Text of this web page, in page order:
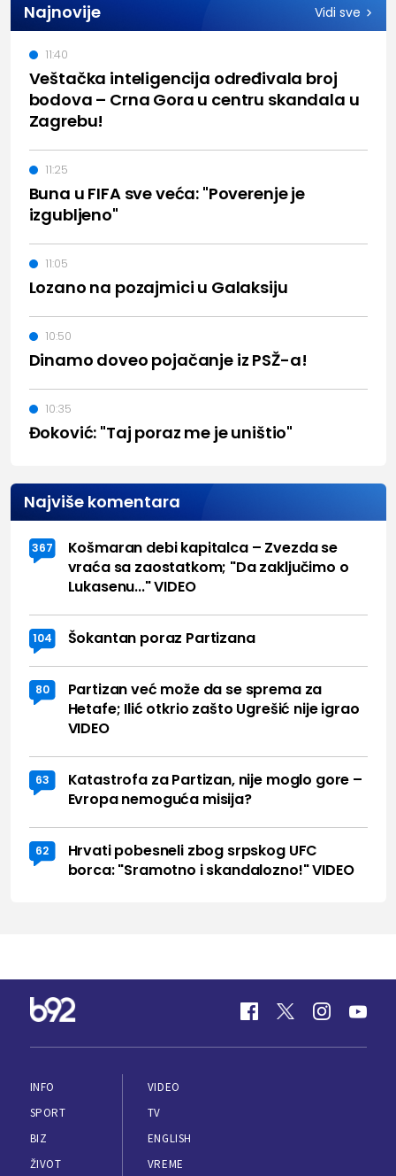
Najnovije Vidi sve
Veštačka inteligencija određivala broj
bodova – Crna Gora u centru skandala u
Zagrebu!
11:40
Buna u FIFA sve veća: "Poverenje je
izgubljeno"
11:25
Lozano na pozajmici u Galaksiju
11:05
Dinamo doveo pojačanje iz PSŽ-a!
10:50
Đoković: "Taj poraz me je uništio"
10:35
Najviše komentara
367
Košmaran debi kapitalca – Zvezda se
vraća sa zaostatkom; "Da zaključimo o
Lukasenu..." VIDEO
104 Šokantan poraz Partizana
80
Partizan već može da se sprema za
Hetafe; Ilić otkrio zašto Ugrešić nije igrao
VIDEO
63
Katastrofa za Partizan, nije moglo gore –
Evropa nemoguća misija?
62
Hrvati pobesneli zbog srpskog UFC
borca: "Sramotno i skandalozno!" VIDEO
INFO
SPORT
BIZ
ŽIVOT
VIDEO
TV
ENGLISH
VREME